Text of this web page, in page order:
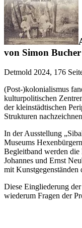
von Simon Bucher
Detmold 2024, 176
(Post-)kolonialismus
kulturpolitischen
der kleinstädtischen
Strukturen
In der Ausstellung
Museums
Begleitband werden
Johannes und Ernst
mit
Diese Eingliederung
wiederum Fragen der